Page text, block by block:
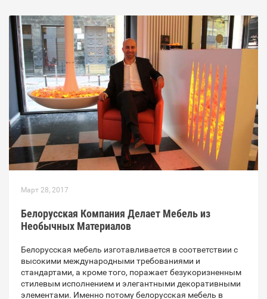
Март 28, 2017
Белорусская Компания Делает Мебель из
Необычных Материалов
Белорусская мебель изготавливается в соответствии с
высокими международными требованиями и
стандартами, а кроме того, поражает безукоризненным
стилевым исполнением и элегантными декоративными
элементами. Именно потому белорусская мебель в